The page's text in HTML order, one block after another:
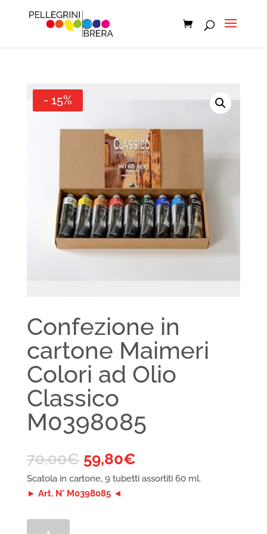
- 15%
Confezione in
cartone Maimeri
Colori ad Olio
Classico
M0398085
70,00€ 59,80€
Scatola in cartone, 9 tubetti assortiti 60 ml.
► Art. N° M0398085 ◄